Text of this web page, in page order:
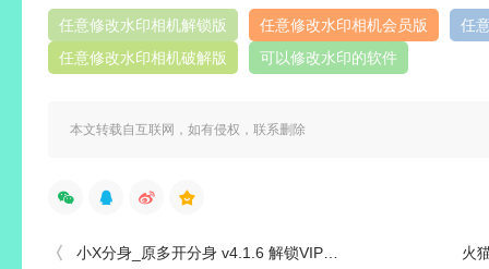
任意修改水印相机解锁版 任意修改水印相机会员版
任
任意修改水印相机破解版
可以修改水印的软件
本文转载自互联网，如有侵权，联系删除
小X分身_原多开分身 v4.1.6 解锁VIP会员版 火